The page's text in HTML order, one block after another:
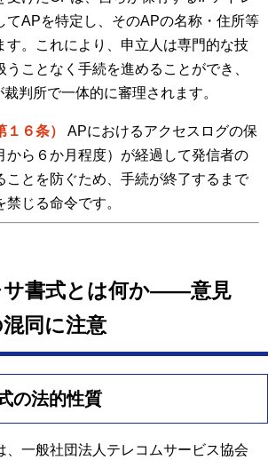
てAPを特定し、そのAPの名称・住所等
す。これにより、申立人は専門的な技
ことなく手続を進めることができ、
判所で一体的に審理されます。
６条）
APにおけるアクセスログの保
から６か月程度）が経過して発信者の
ことを防ぐため、手続が終了するまで
じる命令です。
書式とは何か――意見
同に注意
の法的性質
、一般社団法人テレコムサービス協会